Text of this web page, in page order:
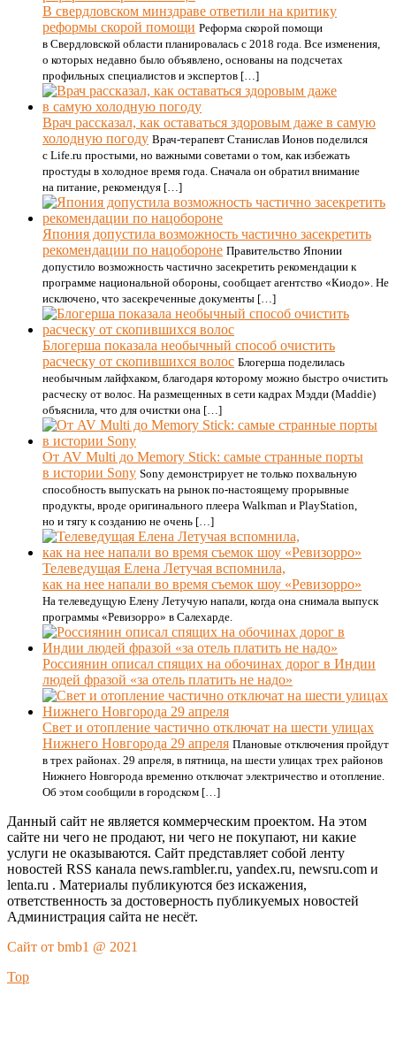
В свердловском минздраве ответили на критику
реформы скорой помощи Реформа скорой помощи
в Свердловской области планировалась с 2018 года. Все изменения,
о которых недавно было объявлено, основаны на подсчетах
профильных специалистов и экспертов […]
Врач рассказал, как оставаться здоровым даже в самую
холодную погоду Врач-терапевт Станислав Ионов поделился
с Life.ru простыми, но важными советами о том, как избежать
простуды в холодное время года. Сначала он обратил внимание
на питание, рекомендуя […]
Япония допустила возможность частично засекретить
рекомендации по нацобороне Правительство Японии
допустило возможность частично засекретить рекомендации к
программе национальной обороны, сообщает агентство «Киодо». Не
исключено, что засекреченные документы […]
Блогерша показала необычный способ очистить
расческу от скопившихся волос Блогерша поделилась
необычным лайфхаком, благодаря которому можно быстро очистить
расческу от волос. На размещенных в сети кадрах Мэдди (Maddie)
объяснила, что для очистки она […]
От AV Multi до Memory Stick: самые странные порты
в истории Sony Sony демонстрирует не только похвальную
способность выпускать на рынок по-настоящему прорывные
продукты, вроде оригинального плеера Walkman и PlayStation,
но и тягу к созданию не очень […]
Телеведущая Елена Летучая вспомнила,
как на нее напали во время съемок шоу «Ревизорро»
На телеведущую Елену Летучую напали, когда она снимала выпуск
программы «Ревизорро» в Салехарде.
Россиянин описал спящих на обочинах дорог в Индии
людей фразой «за отель платить не надо»
Свет и отопление частично отключат на шести улицах
Нижнего Новгорода 29 апреля Плановые отключения пройдут
в трех районах. 29 апреля, в пятница, на шести улицах трех районов
Нижнего Новгорода временно отключат электричество и отопление.
Об этом сообщили в городском […]
Данный сайт не является коммерческим проектом. На этом
сайте ни чего не продают, ни чего не покупают, ни какие
услуги не оказываются. Сайт представляет собой ленту
новостей RSS канала news.rambler.ru, yandex.ru, newsru.com и
lenta.ru . Материалы публикуются без искажения,
ответственность за достоверность публикуемых новостей
Администрация сайта не несёт.
Сайт от bmb1 @ 2021
Top